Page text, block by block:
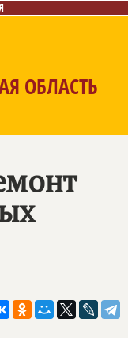
ОБЛАСТЬ